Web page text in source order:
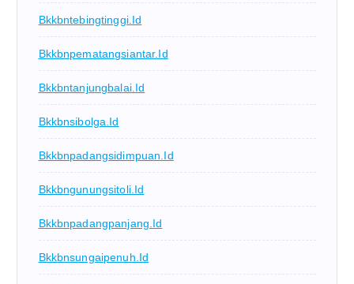
Bkkbntebingtinggi.id
Bkkbnpematangsiantar.id
Bkkbntanjungbalai.id
Bkkbnsibolga.id
Bkkbnpadangsidimpuan.id
Bkkbngunungsitoli.id
Bkkbnpadangpanjang.id
Bkkbnsungaipenuh.id